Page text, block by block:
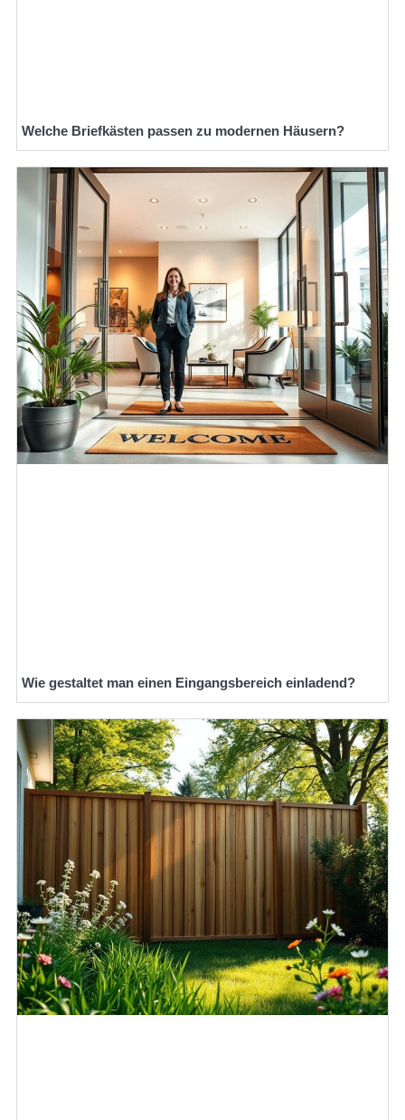
Welche Briefkästen passen zu modernen Häusern?
Wie gestaltet man einen Eingangsbereich einladend?